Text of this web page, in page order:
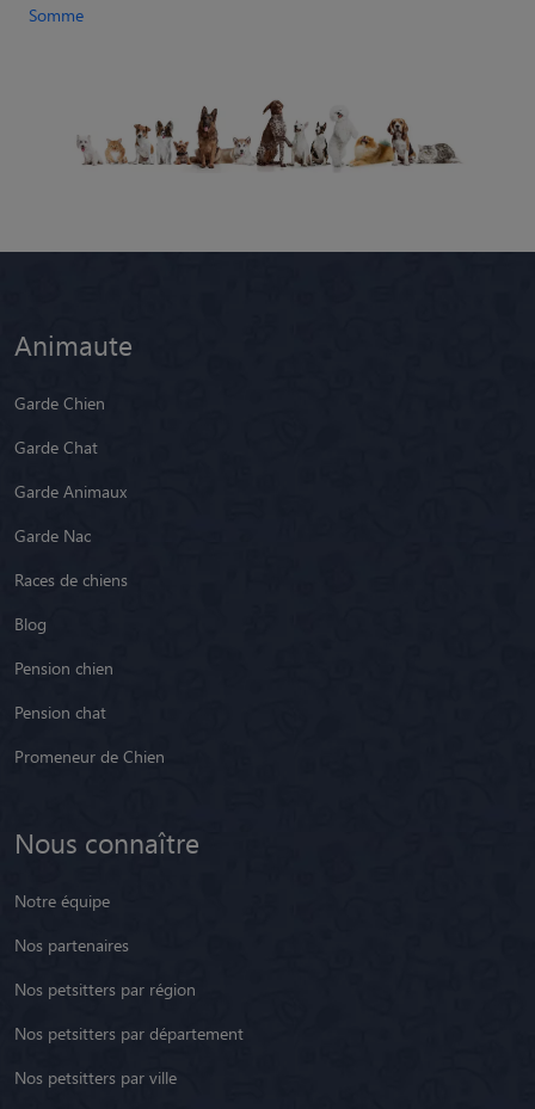
Somme
Animaute
Garde Chien
Garde Chat
Garde Animaux
Garde Nac
Races de chiens
Blog
Pension chien
Pension chat
Promeneur de Chien
Nous connaître
Notre équipe
Nos partenaires
Nos petsitters par région
Nos petsitters par département
Nos petsitters par ville